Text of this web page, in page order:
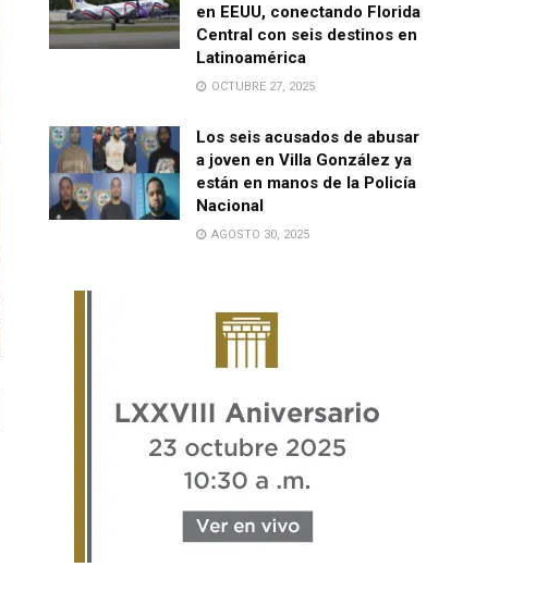
en EEUU, conectando Florida
Central con seis destinos en
Latinoamérica
OCTUBRE 27, 2025
Los seis acusados de abusar
a joven en Villa González ya
están en manos de la Policía
Nacional
AGOSTO 30, 2025